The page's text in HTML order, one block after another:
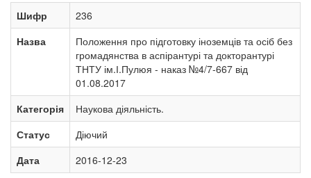
Шифр
236
Назва
Положення про підготовку іноземців та осіб без
громадянства в аспірантурі та докторантурі
ТНТУ ім.І.Пулюя - наказ №4/7-667 від
01.08.2017
Категорія
Наукова діяльність.
Статус
Діючий
Дата
2016-12-23